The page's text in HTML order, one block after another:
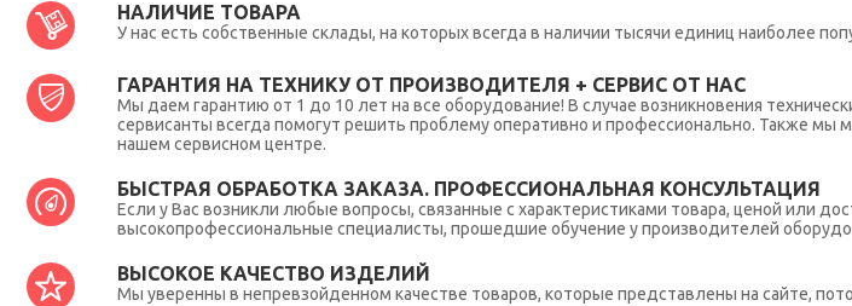
НАЛИЧИЕ ТОВАРА
У нас есть собственные склады, на которых всегда в наличии тысячи единиц наиболее
ГАРАНТИЯ НА ТЕХНИКУ ОТ ПРОИЗВОДИТЕЛЯ + СЕРВИС ОТ НАС
Мы даем гарантию от 1 до 10 лет на все оборудование! В случае возникновения
сервисанты всегда помогут решить проблему оперативно и профессионально. Также мы
нашем сервисном центре.
БЫСТРАЯ ОБРАБОТКА ЗАКАЗА. ПРОФЕССИОНАЛЬНАЯ КОНСУЛЬТАЦИЯ
Если у Вас возникли любые вопросы, связанные с характеристиками товара, ценой или
высокопрофессиональные специалисты, прошедшие обучение у производителей
ВЫСОКОЕ КАЧЕСТВО ИЗДЕЛИЙ
Мы уверенны в непревзойденном качестве товаров, которые представлены на сайте,